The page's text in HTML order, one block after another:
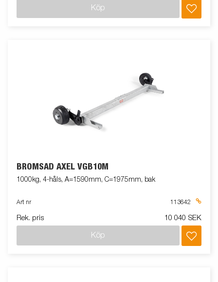
Köp
BROMSAD AXEL VGB10M
1000kg, 4-håls, A=1590mm, C=1975mm, bak
Art nr 113642
Rek. pris 10 040 SEK
Köp